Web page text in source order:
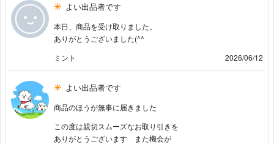
よい出品者です
本日、商品を受け取りました。
ありがとうございました(^^
ミント
2026/06/12
よい出品者です
商品のほうが無事に届きました
この度は親切スムーズなお取り引きを
ありがとうございます また機会が